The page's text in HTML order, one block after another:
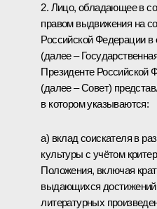
2. Лицо, обладающее в
правом выдвижения на
Российской Федерации в
(далее –
Президенте Российской
(далее – Совет)
в котором указываются:
а) вклад соискателя в
культуры с учётом
Положения, включая
выдающихся
литературных